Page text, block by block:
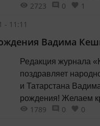
будет вести прямую
2723 0
1
- 11:11
Вадима
Редакция журнала
поздравляет
и Татарстана
рождения! Желаем
и творческого
1789 0 0